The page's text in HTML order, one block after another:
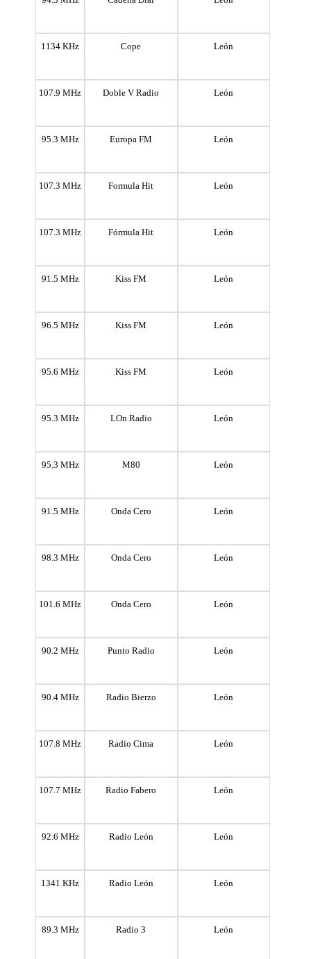
1134 KHz Cope León
107.9 MHz Doble V Radio León
95.3 MHz Europa FM León
107.3 MHz Formula Hit León
107.3 MHz Fórmula Hit León
91.5 MHz Kiss FM León
96.5 MHz Kiss FM León
95.6 MHz Kiss FM León
95.3 MHz LOn Radio León
95.3 MHz M80 León
91.5 MHz Onda Cero León
98.3 MHz Onda Cero León
101.6 MHz Onda Cero León
90.2 MHz Punto Radio León
90.4 MHz Radio Bierzo León
107.8 MHz Radio Cima León
107.7 MHz Radio Fabero León
92.6 MHz Radio León León
1341 KHz Radio León León
89.3 MHz Radio 3 León